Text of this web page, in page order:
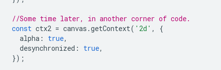
//Some time later, in another corner of code.
const ctx2 = canvas .getContext( '2d' ,
{
alpha : true,
desynchronized : true,
});